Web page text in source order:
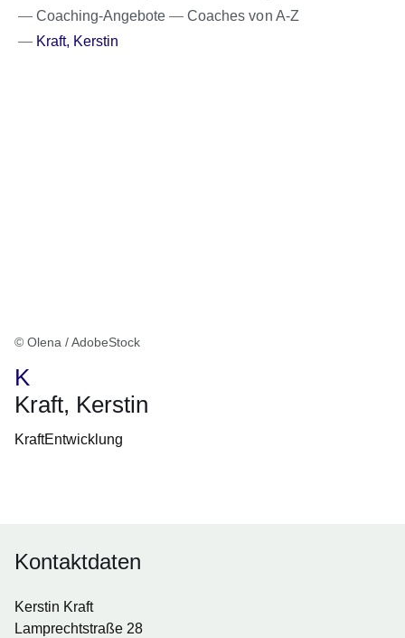
Coaching-Angebote
Coaches von A-Z
Kraft, Kerstin
© Olena / AdobeStock
K
Kraft, Kerstin
KraftEntwicklung
Kontaktdaten
Kerstin Kraft
Lamprechtstraße 28